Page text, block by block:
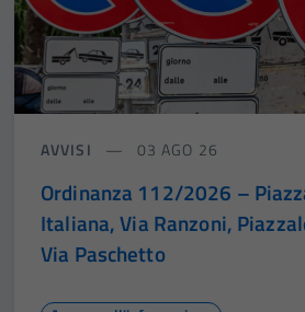
AVVISI 03 AGO 26
Ordinanza 112/2026 –
Italiana, Via Ranzoni,
Via Paschetto